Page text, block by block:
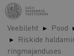
Liigu
edasi
põhisisu
juurde
Veebileht Pood
Riskide
ringmajanduses